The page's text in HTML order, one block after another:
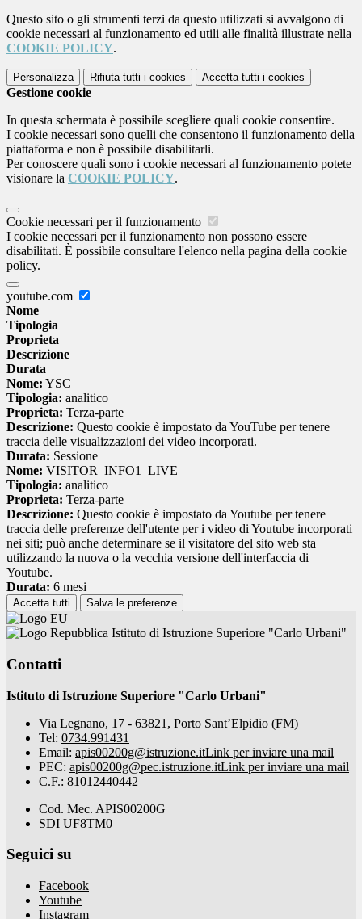
Questo sito o gli strumenti terzi da questo utilizzati si avvalgono di
cookie necessari al funzionamento ed utili alle finalità illustrate nella
COOKIE POLICY.
Personalizza Rifiuta tutti i cookies Accetta tutti i cookies
Gestione cookie
In questa schermata è possibile scegliere quali cookie consentire.
I cookie necessari sono quelli che consentono il funzionamento della
piattaforma e non è possibile disabilitarli.
Per conoscere quali sono i cookie necessari al funzionamento potete
visionare la COOKIE POLICY.
Cookie necessari per il funzionamento
I cookie necessari per il funzionamento non possono essere
disabilitati. È possibile consultare l'elenco nella pagina della cookie
policy.
youtube.com
Nome
Tipologia
Proprieta
Descrizione
Durata
Nome: YSC
Tipologia: analitico
Proprieta: Terza-parte
Descrizione: Questo cookie è impostato da YouTube per tenere
traccia delle visualizzazioni dei video incorporati.
Durata: Sessione
Nome: VISITOR_INFO1_LIVE
Tipologia: analitico
Proprieta: Terza-parte
Descrizione: Questo cookie è impostato da Youtube per tenere
traccia delle preferenze dell'utente per i video di Youtube incorporati
nei siti; può anche determinare se il visitatore del sito web sta
utilizzando la nuova o la vecchia versione dell'interfaccia di
Youtube.
Durata: 6 mesi
Accetta tutti Salva le preferenze
Istituto di Istruzione Superiore "Carlo Urbani"
Contatti
Istituto di Istruzione Superiore "Carlo Urbani"
Via Legnano, 17 - 63821, Porto Sant’Elpidio (FM)
Tel: 0734.991431
Email: apis00200g@istruzione.itLink per inviare una mail
PEC: apis00200g@pec.istruzione.itLink per inviare una mail
C.F.: 81012440442
Cod. Mec. APIS00200G
SDI UF8TM0
Seguici su
Facebook
Youtube
Instagram